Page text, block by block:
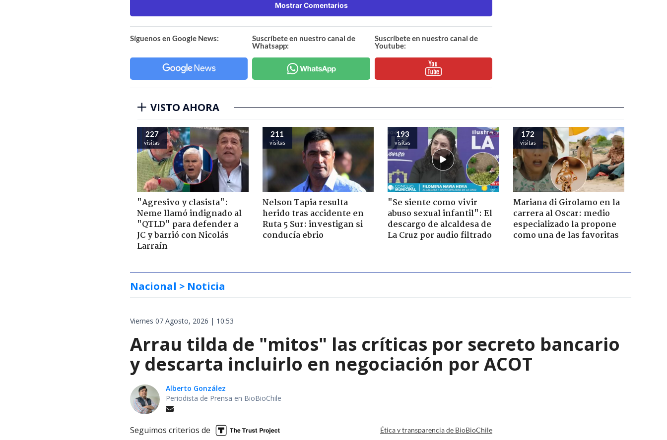
Mostrar Comentarios
Síguenos en Google News:
Suscríbete en nuestro canal de
Whatsapp:
Suscríbete en nuestro canal de
Youtube:
VISTO AHORA
227
visitas
"Agresivo y clasista":
Neme llamó indignado al
"QTLD" para defender a
JC y barrió con Nicolás
Larraín
211
visitas
Nelson Tapia resulta
herido tras accidente en
Ruta 5 Sur: investigan si
conducía ebrio
193
visitas
"Se siente como vivir
abuso sexual infantil": El
descargo de alcaldesa de
La Cruz por audio filtrado
172
visitas
Mariana di Girolamo en la
carrera al Oscar: medio
especializado la propone
como una de las favoritas
Nacional > Noticia
Viernes 07 Agosto, 2026 | 10:53
Arrau tilda de "mitos" las críticas por secreto bancario
y descarta incluirlo en negociación por ACOT
Alberto González
Periodista de Prensa en BioBioChile
Seguimos criterios de Ética y transparencia de BioBioChile